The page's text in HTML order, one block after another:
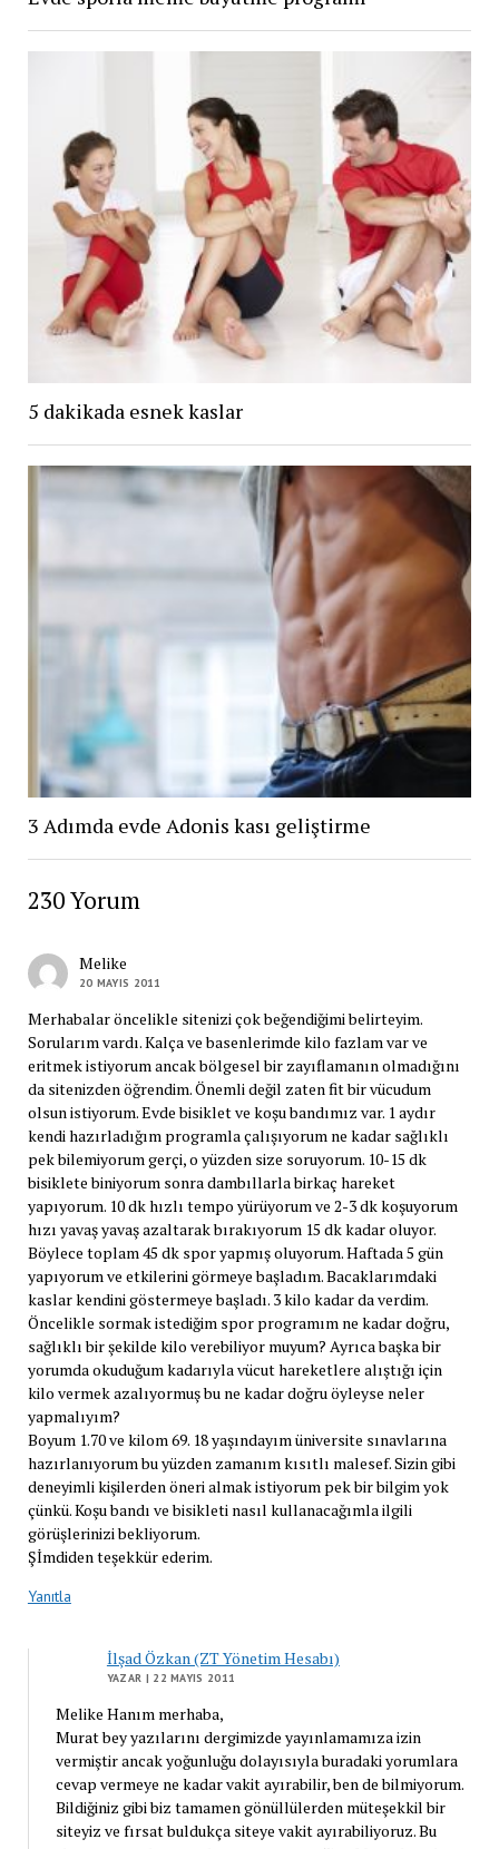
5 dakikada esnek kaslar
3 Adımda evde Adonis kası geliştirme
230 Yorum
Melike
20 MAYIS 2011
Merhabalar öncelikle sitenizi çok beğendiğimi belirteyim.
Sorularım vardı. Kalça ve basenlerimde kilo fazlam var ve
eritmek istiyorum ancak bölgesel bir zayıflamanın olmadığını
da sitenizden öğrendim. Önemli değil zaten fit bir vücudum
olsun istiyorum. Evde bisiklet ve koşu bandımız var. 1 aydır
kendi hazırladığım programla çalışıyorum ne kadar sağlıklı
pek bilemiyorum gerçi, o yüzden size soruyorum. 10-15 dk
bisiklete biniyorum sonra dambıllarla birkaç hareket
yapıyorum. 10 dk hızlı tempo yürüyorum ve 2-3 dk koşuyorum
hızı yavaş yavaş azaltarak bırakıyorum 15 dk kadar oluyor.
Böylece toplam 45 dk spor yapmış oluyorum. Haftada 5 gün
yapıyorum ve etkilerini görmeye başladım. Bacaklarımdaki
kaslar kendini göstermeye başladı. 3 kilo kadar da verdim.
Öncelikle sormak istediğim spor programım ne kadar doğru,
sağlıklı bir şekilde kilo verebiliyor muyum? Ayrıca başka bir
yorumda okuduğum kadarıyla vücut hareketlere alıştığı için
kilo vermek azalıyormuş bu ne kadar doğru öyleyse neler
yapmalıyım?
Boyum 1.70 ve kilom 69. 18 yaşındayım üniversite sınavlarına
hazırlanıyorum bu yüzden zamanım kısıtlı malesef. Sizin gibi
deneyimli kişilerden öneri almak istiyorum pek bir bilgim yok
çünkü. Koşu bandı ve bisikleti nasıl kullanacağımla ilgili
görüşlerinizi bekliyorum.
Şİmdiden teşekkür ederim.
Yanıtla
İlşad Özkan (ZT Yönetim Hesabı)
YAZAR | 22 MAYIS 2011
Melike Hanım merhaba,
Murat bey yazılarını dergimizde yayınlamamıza izin
vermiştir ancak yoğunluğu dolayısıyla buradaki yorumlara
cevap vermeye ne kadar vakit ayırabilir, ben de bilmiyorum.
Bildiğiniz gibi biz tamamen gönüllülerden müteşekkil bir
siteyiz ve fırsat buldukça siteye vakit ayırabiliyoruz. Bu